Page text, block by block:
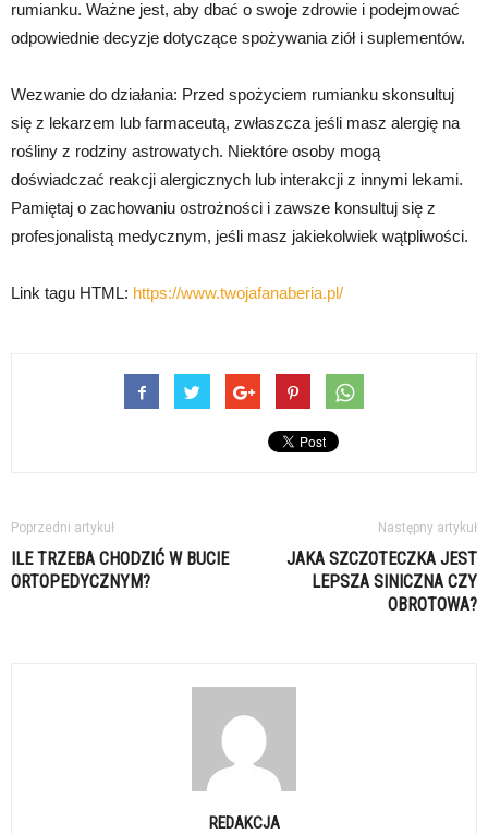
rumianku. Ważne jest, aby dbać o swoje zdrowie i podejmować
odpowiednie decyzje dotyczące spożywania ziół i suplementów.
Wezwanie do działania: Przed spożyciem rumianku skonsultuj
się z lekarzem lub farmaceutą, zwłaszcza jeśli masz alergię na
rośliny z rodziny astrowatych. Niektóre osoby mogą
doświadczać reakcji alergicznych lub interakcji z innymi lekami.
Pamiętaj o zachowaniu ostrożności i zawsze konsultuj się z
profesjonalistą medycznym, jeśli masz jakiekolwiek wątpliwości.
Link tagu HTML: https://www.twojafanaberia.pl/
Poprzedni artykuł
ILE TRZEBA CHODZIĆ W BUCIE
ORTOPEDYCZNYM?
Następny artykuł
JAKA SZCZOTECZKA JEST
LEPSZA SINICZNA CZY
OBROTOWA?
REDAKCJA